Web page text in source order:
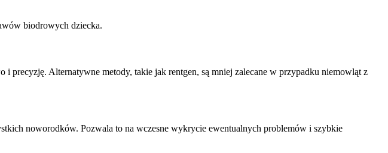
biodrowych dziecka.
precyzję. Alternatywne metody, takie jak rentgen, są mniej zalecane w przypadku niemowląt z
noworodków. Pozwala to na wczesne wykrycie ewentualnych problemów i szybkie